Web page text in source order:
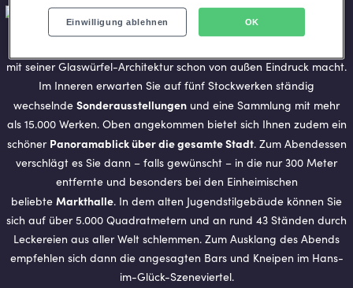
Ein Panoramablick über die Stadt
mit seiner Glaswürfel-Architektur schon von außen Eindruck macht.
Im Inneren erwarten Sie auf fünf Stockwerken ständig
wechselnde Sonderausstellungen und eine Sammlung mit mehr
als 15.000 Werken. Oben angekommen bietet sich Ihnen zudem ein
schöner Panoramablick über die gesamte Stadt. Zum Abendessen
verschlägt es Sie dann – falls gewünscht – in die nur 300 Meter
entfernte und besonders bei den Einheimischen
beliebte Markthalle. In dem alten Jugendstilgebäude können Sie
sich auf über 5.000 Quadratmetern und an rund 43 Ständen durch
Leckereien aus aller Welt schlemmen. Zum Ausklang des Abends
empfehlen sich dann die angesagten Bars und Kneipen im Hans-
im-Glück-Szeneviertel.
Einwilligung ablehnen OK